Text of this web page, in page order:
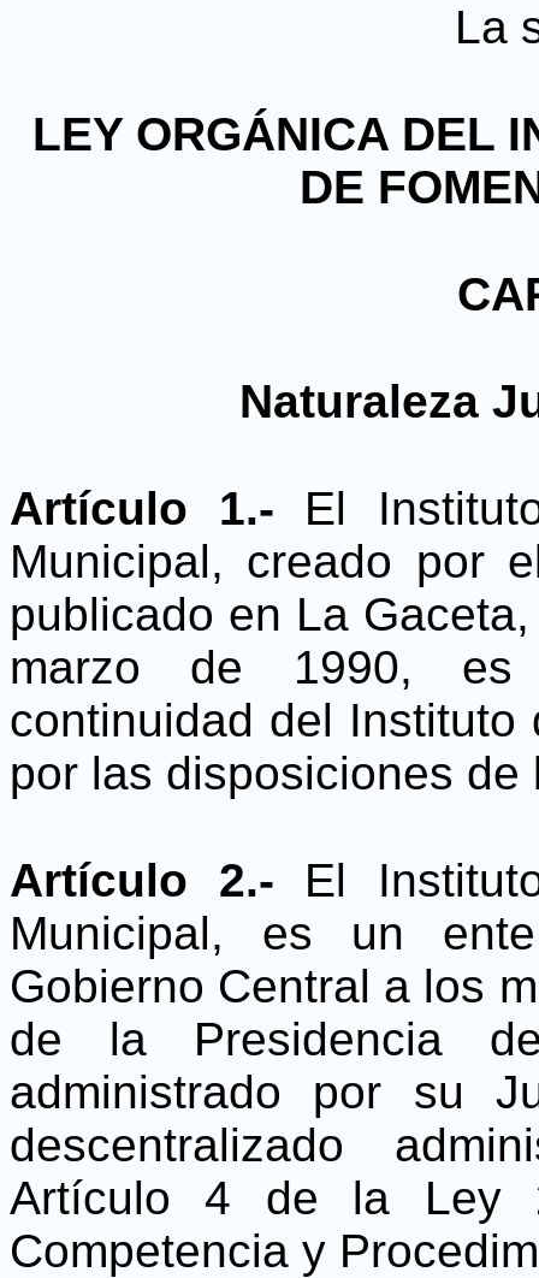
La
LEY ORGÁNICA DEL
DE
Naturaleza
Artículo 1.- El
Municipal, creado por
publicado en La
marzo de 1990,
continuidad del
por las disposiciones de
Artículo 2.- El
Municipal, es un
Gobierno Central a los
de la Presidencia
administrado por su
descentralizado
Artículo 4 de la Ley
Competencia y